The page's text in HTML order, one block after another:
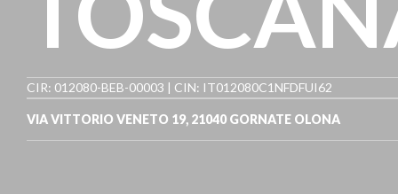
CIR: 012080-BEB-00003 | CIN: IT012080C1NFDFUI62
VIA VITTORIO VENETO 19, 21040 GORNATE OLONA